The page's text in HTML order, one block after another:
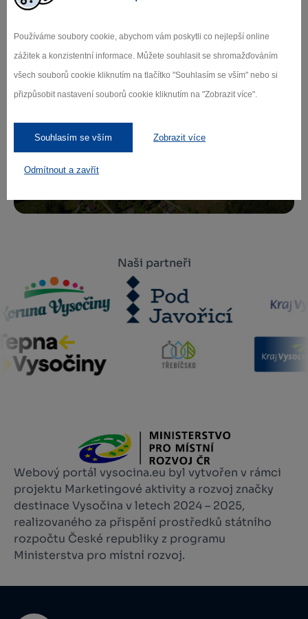
Používáme soubory cookie, abychom vám poskytli co nejlepší online
zážitek a konzistentní informace. Můžete souhlasit se shromažďováním
všech souborů cookie kliknutím na tlačítko "Souhlasím se vším" nebo si
přizpůsobit nastavení souborů cookie kliknutím na "Zobrazit více".
Souhlasím se vším Zobrazit více
Odmítnout a zavřít
Přihlaste se k odběru našeho newsletteru
o novinkách.
Záleží nám na ochraně osobních údajů.
Odebírat
Naši partneři
Webový portál vysocina.eu byl vytvořen v rámci
projektu Marketingové aktivity a rozvoj značky
destinace Vysočina v letech 2024 – 2025,
realizovaného za přispění prostředků státního
rozpočtu České republiky z programu
Ministerstva pro místní rozvoj.